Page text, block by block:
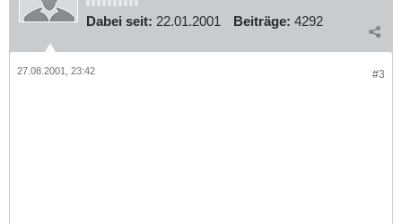
Dabei seit: 22.01.2001 Beiträge: 4292
#3
27.08.2001, 23:42